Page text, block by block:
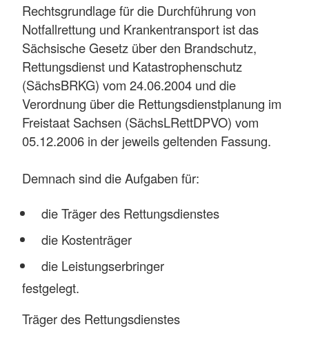
Rechtsgrundlage für die Durchführung von
Notfallrettung und Krankentransport ist das
Sächsische Gesetz über den Brandschutz,
Rettungsdienst und Katastrophenschutz
(SächsBRKG) vom 24.06.2004 und die
Verordnung über die Rettungsdienstplanung im
Freistaat Sachsen (SächsLRettDPVO) vom
05.12.2006 in der jeweils geltenden Fassung.
Demnach sind die Aufgaben für:
die Träger des Rettungsdienstes
die Kostenträger
die Leistungserbringer
festgelegt.
Träger des Rettungsdienstes